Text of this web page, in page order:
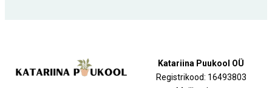
Katariina Puukool OÜ
Registrikood: 16493803